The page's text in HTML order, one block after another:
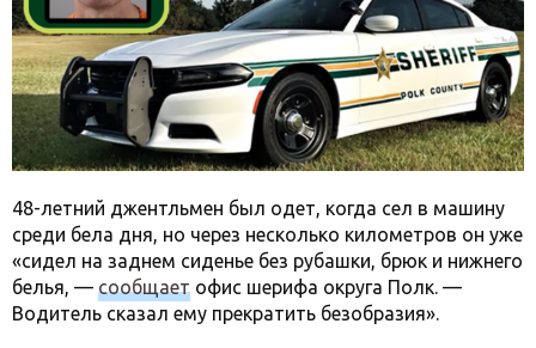
48-летний джентльмен был одет, когда сел в машину
среди бела дня, но через несколько километров он уже
«сидел на заднем сиденье без рубашки, брюк и нижнего
белья, — сообщает офис шерифа округа Полк. —
Водитель сказал ему прекратить безобразия».